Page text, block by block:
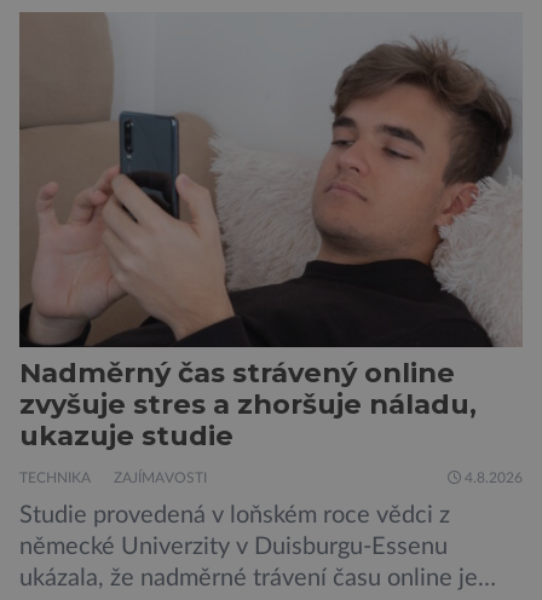
Nadměrný čas strávený online
zvyšuje stres a zhoršuje náladu,
ukazuje studie
TECHNIKA ZAJÍMAVOSTI 4.8.2026
Studie provedená v loňském roce vědci z
německé Univerzity v Duisburgu-Essenu
ukázala, že nadměrné trávení času online je